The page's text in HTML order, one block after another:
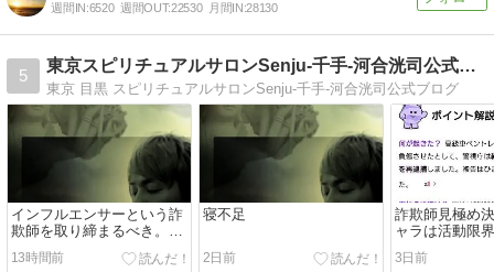
週間IN:6520 週間OUT:22530 月間IN:28130
5
東京スピリチュアルサロンSenju-千手-河合洸司公式ブログ
東京 目黒 スピリチュアルサロンSenju-千手-河合洸司公式ブログ
インフルエンサーという詐
欺師を取り締まるべき。子
供が勘違いする。
13時間前
寝不足
2日前
詐欺師見極め
ャラは活動限
迷惑省みずに
る。
3日前